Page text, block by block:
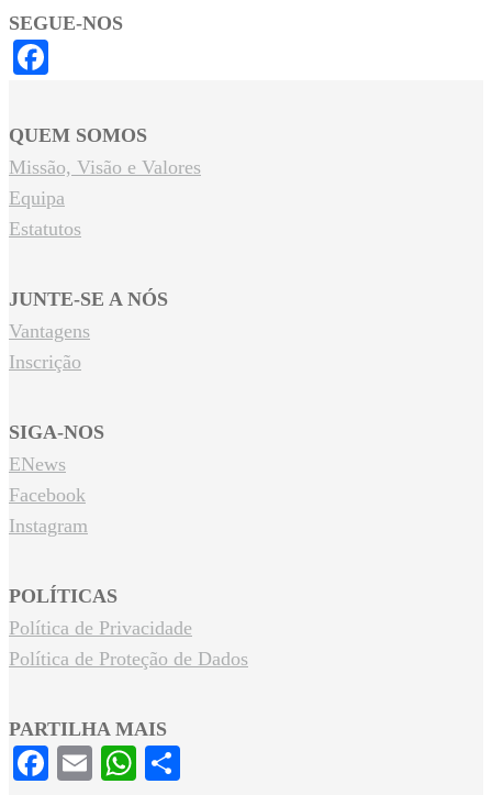
SEGUE-NOS
QUEM SOMOS
Missão, Visão e Valores
Equipa
Estatutos
JUNTE-SE A NÓS
Vantagens
Inscrição
SIGA-NOS
ENews
Facebook
Instagram
POLÍTICAS
Política de Privacidade
Política de Proteção de Dados
PARTILHA MAIS
Facebook
EmailWhatsApp